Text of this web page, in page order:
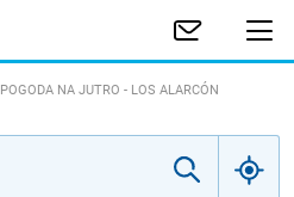
POGODA NA JUTRO - LOS ALARCÓN